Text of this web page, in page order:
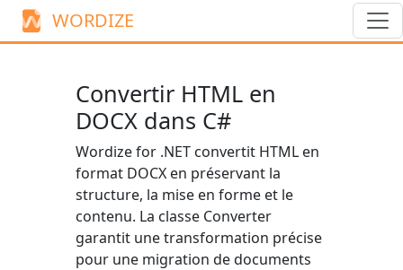
WORDIZE
Convertir HTML en
DOCX dans C#
Wordize for .NET convertit HTML en
format DOCX en préservant la
structure, la mise en forme et le
contenu. La classe Converter
garantit une transformation précise
pour une migration de documents